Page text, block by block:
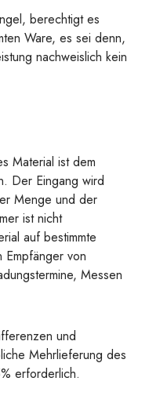
berechtigt es
Ware, es sei denn,
nachweislich kein
Material ist dem
Der Eingang wird
Menge und der
ist nicht
auf bestimmte
von
Messen
und
Mehrlieferung des
erforderlich.